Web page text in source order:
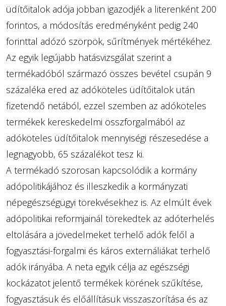
üdítőitalok adója jobban igazodjék a literenként 200
forintos, a módosítás eredményként pedig 240
forinttal adózó szörpök, sűrítmények mértékéhez.
Az egyik legújabb hatásvizsgálat szerint a
termékadóból származó összes bevétel csupán 9
százaléka ered az adóköteles üdítőitalok után
fizetendő netából, ezzel szemben az adóköteles
termékek kereskedelmi összforgalmából az
adóköteles üdítőitalok mennyiségi részesedése a
legnagyobb, 65 százalékot tesz ki.
A termékadó szorosan kapcsolódik a kormány
adópolitikájához és illeszkedik a kormányzati
népegészségügyi törekvésekhez is. Az elmúlt évek
adópolitikai reformjainál törekedtek az adóterhelés
eltolására a jövedelmeket terhelő adók felől a
fogyasztási-forgalmi és káros externáliákat terhelő
adók irányába. A neta egyik célja az egészségi
kockázatot jelentő termékek körének szűkítése,
fogyasztásuk és előállításuk visszaszorítása és az